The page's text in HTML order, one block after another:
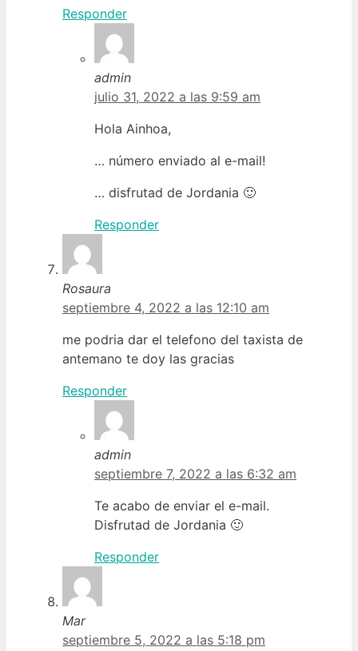
Responder
admin
julio 31, 2022 a las 9:59 am
Hola Ainhoa,
… número enviado al e-mail!
… disfrutad de Jordania 🙂
Responder
Rosaura
septiembre 4, 2022 a las 12:10 am
me podria dar el telefono del taxista de
antemano te doy las gracias
Responder
admin
septiembre 7, 2022 a las 6:32 am
Te acabo de enviar el e-mail.
Disfrutad de Jordania 🙂
Responder
Mar
septiembre 5, 2022 a las 5:18 pm